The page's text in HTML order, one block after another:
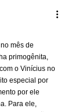
mês de
primogênita,
o Vinícius no
especial por
por ele
Para ele,